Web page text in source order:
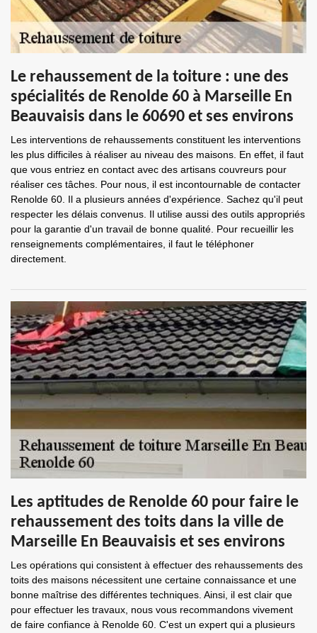
Le rehaussement de la toiture : une des
spécialités de Renolde 60 à Marseille En
Beauvaisis dans le 60690 et ses environs
Les interventions de rehaussements constituent les interventions
les plus difficiles à réaliser au niveau des maisons. En effet, il faut
que vous entriez en contact avec des artisans couvreurs pour
réaliser ces tâches. Pour nous, il est incontournable de contacter
Renolde 60. Il a plusieurs années d'expérience. Sachez qu'il peut
respecter les délais convenus. Il utilise aussi des outils appropriés
pour la garantie d'un travail de bonne qualité. Pour recueillir les
renseignements complémentaires, il faut le téléphoner
directement.
Les aptitudes de Renolde 60 pour faire le
rehaussement des toits dans la ville de
Marseille En Beauvaisis et ses environs
Les opérations qui consistent à effectuer des rehaussements des
toits des maisons nécessitent une certaine connaissance et une
bonne maîtrise des différentes techniques. Ainsi, il est clair que
pour effectuer les travaux, nous vous recommandons vivement
de faire confiance à Renolde 60. C'est un expert qui a plusieurs